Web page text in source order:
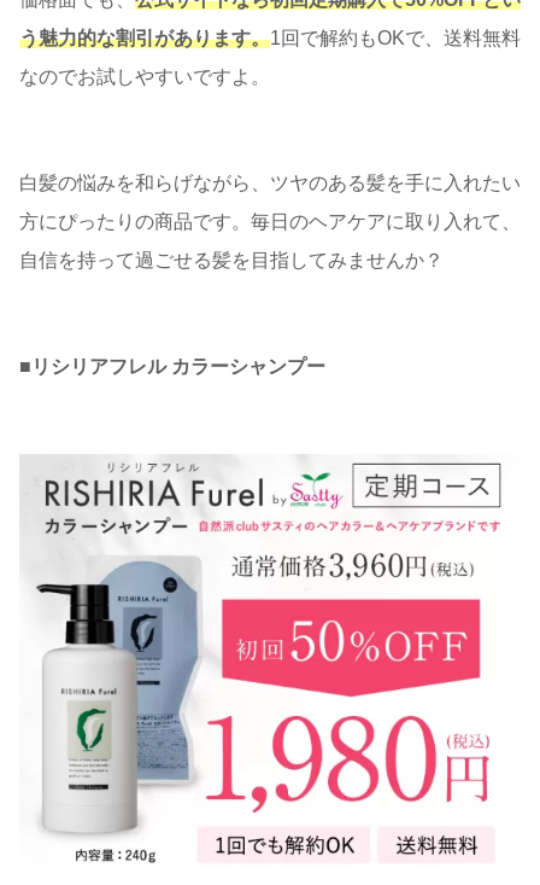
う魅力的な割引があります。1回で解約もOKで、送料無料
なのでお試しやすいですよ。
白髪の悩みを和らげながら、ツヤのある髪を手に入れたい
方にぴったりの商品です。毎日のヘアケアに取り入れて、
自信を持って過ごせる髪を目指してみませんか？
■ リシリアフレル カラーシャンプー